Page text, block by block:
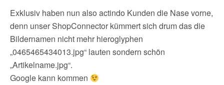
Exklusiv haben nun also actindo Kunden die Nase vorne,
denn unser ShopConnector kümmert sich drum das die
Bildernamen nicht mehr hieroglyphen
„0465465434013.jpg“ lauten sondern schön
„Artikelname.jpg“.
Google kann kommen